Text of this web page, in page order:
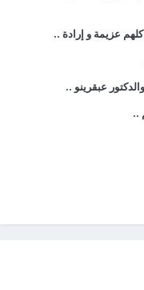
عزيمة و إرادة ..
عبقرينو ..
..